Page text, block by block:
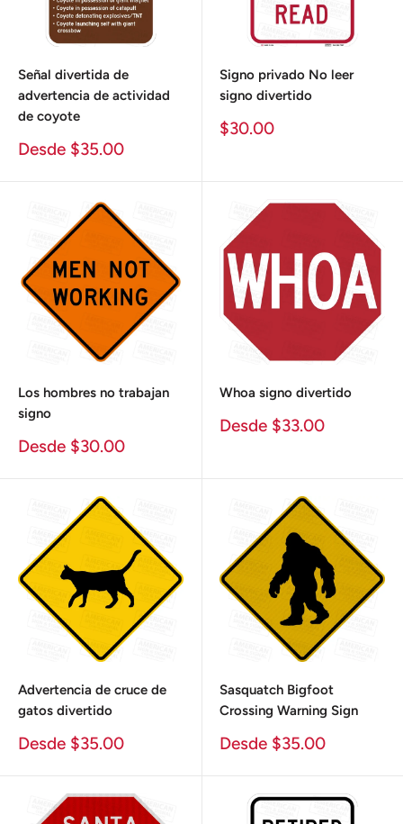
Señal divertida de
advertencia de actividad
de coyote
Precio
Desde $35.00
Signo privado No leer
signo divertido
Precio
$30.00
Los hombres no trabajan
signo
Precio
Desde $30.00
Whoa signo divertido
Precio
Desde $33.00
Advertencia de cruce de
gatos divertido
Precio
Desde $35.00
Sasquatch Bigfoot
Crossing Warning Sign
Precio
Desde $35.00